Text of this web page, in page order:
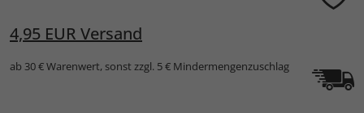
4,95 EUR Versand
ab 30 € Warenwert, sonst zzgl. 5 € Mindermengenzuschlag